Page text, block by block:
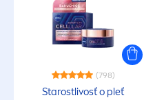
(798)
Starostlivosť o pleť